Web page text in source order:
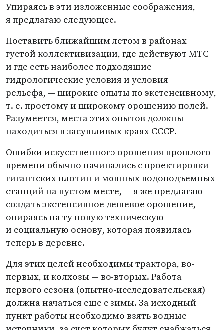
Упираясь в эти изложенные соображения,
я предлагаю следующее.
Поставить ближайшим летом в районах
густой коллективизации, где действуют МТС
и где есть наиболее подходящие
гидрологические условия и условия
рельефа, — широкие опыты по экстенсивному,
т. е. простому и широкому орошению полей.
Разумеется, места этих опытов должны
находиться в засушливых краях СССР.
Ошибки искусственного орошения прошлого
времени обычно начинались с проектировки
гигантских плотин и мощных водоподъемных
станций на пустом месте, — я же предлагаю
создать экстенсивное дешевое орошение,
опираясь на ту новую техническую
и социальную основу, которая появилась
теперь в деревне.
Для этих целей необходимы трактора, во-
первых, и колхозы — во-вторых. Работа
первого сезона (опытно-исследовательская)
должна начаться еще с зимы. За исходный
пункт работы необходимо взять водные